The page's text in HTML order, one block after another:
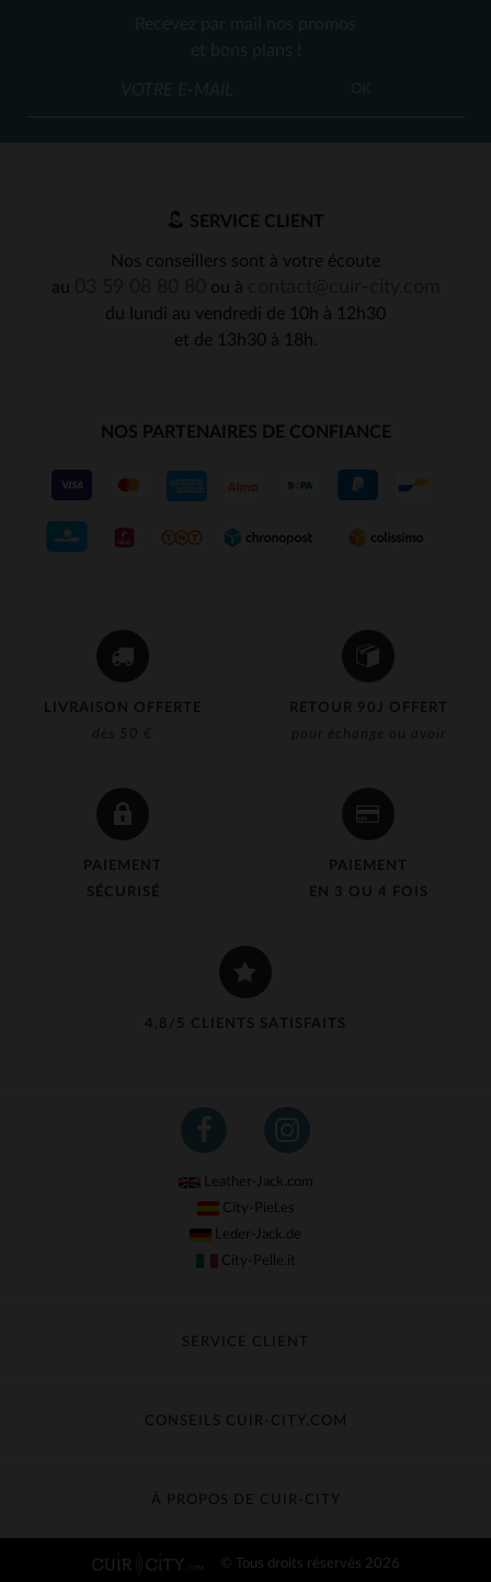
LIVRAISON OFFERTE
dès 50 €
RETOUR 90J OFFERT
pour échange ou avoir
PAIEMENT
SÉCURISÉ
PAIEMENT
EN 3 OU 4 FOIS
4,8/5 CLIENTS SATISFAITS
Recevez par mail nos promos
et bons plans !
OK
SERVICE CLIENT
Nos conseillers sont à votre écoute
au
ou à
du lundi au vendredi de 10h à 12h30
et de 13h30 à 18h.
NOS PARTENAIRES DE CONFIANCE
Leather-Jack.com
City-Piel.es
Leder-Jack.de
City-Pelle.it
SERVICE CLIENT
Échange & Remboursement
Contacter le service client
CONSEILS CUIR-CITY.COM
Guide des matières
À PROPOS DE CUIR-CITY
© Tous droits réservés 2026